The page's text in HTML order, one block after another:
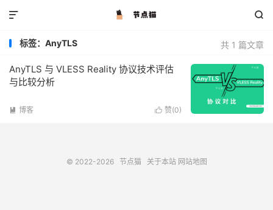


共 1 篇文章
标签：AnyTLS
AnyTLS 与 VLESS Reality 协议技术评估
与比较分析
 赞(0)
 博客
© 2022-2026 节点猫 关于本站 网站地图